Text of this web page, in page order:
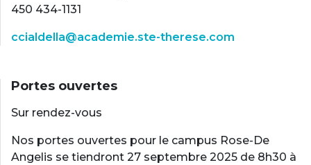
450 434-1131
ccialdella@academie.ste-therese.com
Portes ouvertes
Sur rendez-vous
Nos portes ouvertes pour le campus Rose-De
Angelis se tiendront 27 septembre 2025 de 8h30 à